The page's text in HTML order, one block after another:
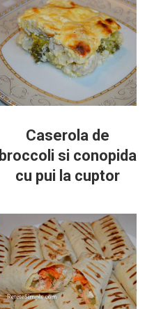
Caserola de
broccoli si conopida
cu pui la cuptor